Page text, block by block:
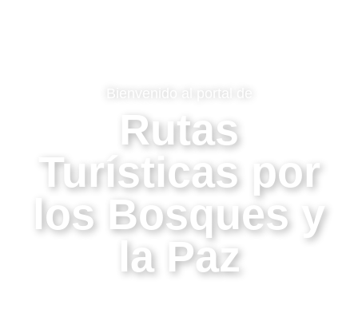
Rutas
Turísticas por
los Bosques y
la Paz